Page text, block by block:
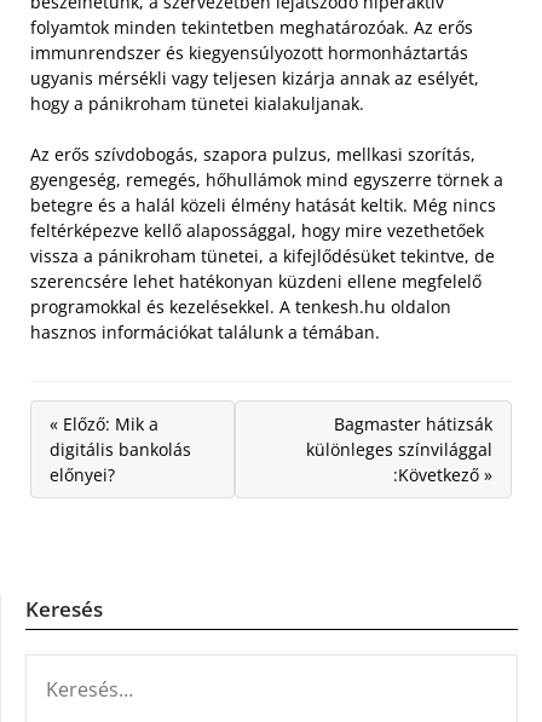
folyamtok minden tekintetben meghatározóak. Az erős
immunrendszer és kiegyensúlyozott hormonháztartás
ugyanis mérsékli vagy teljesen kizárja annak az esélyét,
hogy a pánikroham tünetei kialakuljanak.
Az erős szívdobogás, szapora pulzus, mellkasi szorítás,
gyengeség, remegés, hőhullámok mind egyszerre törnek a
betegre és a halál közeli élmény hatását keltik. Még nincs
feltérképezve kellő alapossággal, hogy mire vezethetőek
vissza a pánikroham tünetei, a kifejlődésüket tekintve, de
szerencsére lehet hatékonyan küzdeni ellene megfelelő
programokkal és kezelésekkel. A tenkesh.hu oldalon
hasznos információkat találunk a témában.
« Előző: Mik a
digitális bankolás
előnyei?
Bagmaster hátizsák
különleges színvilággal
:Következő »
Keresés